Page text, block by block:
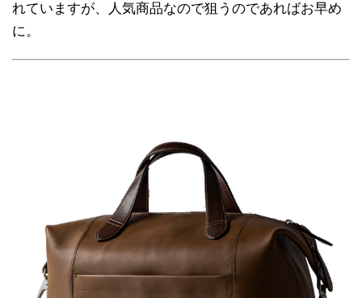
れていますが、人気商品なので狙うのであればお早め
に。